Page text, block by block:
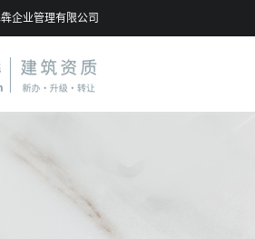
企业管理有限公司